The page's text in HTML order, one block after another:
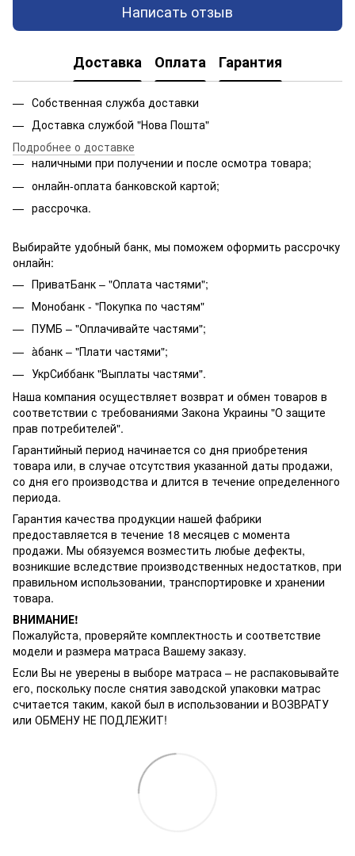
Написать отзыв
Доставка Оплата Гарантия
Собственная служба доставки
Доставка службой "Нова Пошта"
Подробнее о доставке
наличными при получении и после осмотра товара;
онлайн-оплата банковской картой;
рассрочка.
Выбирайте удобный банк, мы поможем оформить рассрочку
онлайн:
ПриватБанк – "Оплата частями";
Монобанк - "Покупка по частям"
ПУМБ – "Оплачивайте частями";
àбанк – "Плати частями";
УкрСиббанк "Выплаты частями".
Наша компания осуществляет возврат и обмен товаров в
соответствии с требованиями Закона Украины "О защите
прав потребителей".
Гарантийный период начинается со дня приобретения
товара или, в случае отсутствия указанной даты продажи,
со дня его производства и длится в течение определенного
периода.
Гарантия качества продукции нашей фабрики
предоставляется в течение 18 месяцев с момента
продажи. Мы обязуемся возместить любые дефекты,
возникшие вследствие производственных недостатков, при
правильном использовании, транспортировке и хранении
товара.
ВНИМАНИЕ!
Пожалуйста, проверяйте комплектность и соответствие
модели и размера матраса Вашему заказу.
Если Вы не уверены в выборе матраса – не распаковывайте
его, поскольку после снятия заводской упаковки матрас
считается таким, какой был в использовании и ВОЗВРАТУ
или ОБМЕНУ НЕ ПОДЛЕЖИТ!